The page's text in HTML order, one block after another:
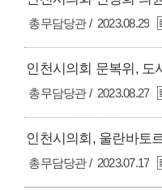
총무담당관 2023.08.29
총무담당관 2023.08.27
인천시의회, 울란바토
총무담당관 2023.07.17